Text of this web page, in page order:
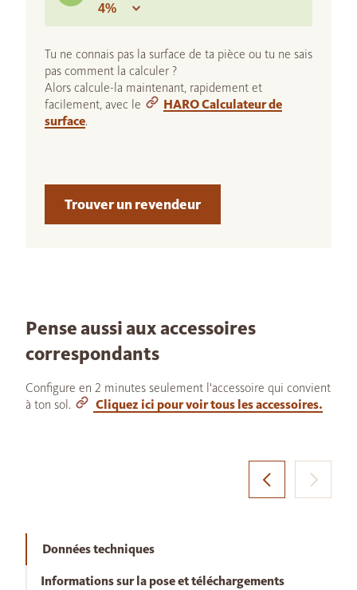
Tu ne connais pas la surface de ta pièce ou tu ne sais
pas comment la calculer ?
Alors calcule-la maintenant, rapidement et
facilement, avec le
HARO Calculateur de
surface.
Trouver un revendeur
Pense aussi aux accessoires
correspondants
Configure en 2 minutes seulement l'accessoire qui convient
à ton sol.
Cliquez ici pour voir tous les accessoires.
Données techniques
Informations sur la pose et téléchargements